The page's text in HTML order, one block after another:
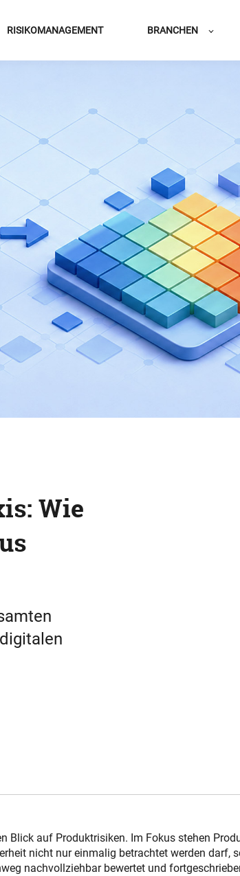
RISIKOMANAGEMENT BRANCHEN
Wie
Blick auf Produktrisiken. Im Fokus stehen
nicht nur einmalig betrachtet werden darf,
nachvollziehbar bewertet und